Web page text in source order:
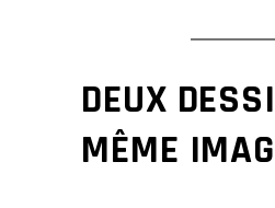
DEUX
MÊME